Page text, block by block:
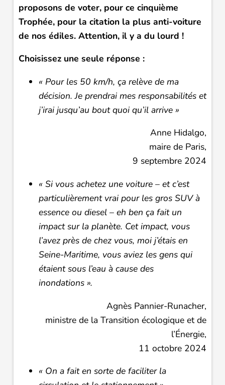
proposons de voter, pour ce cinquième
Trophée, pour la citation la plus anti-voiture
de nos édiles. Attention, il y a du lourd !
Choisissez une seule réponse :
« Pour les 50 km/h, ça relève de ma
décision. Je prendrai mes responsabilités et
j’irai jusqu’au bout quoi qu’il arrive »
Anne Hidalgo,
maire de Paris,
9 septembre 2024
« Si vous achetez une voiture – et c’est
particulièrement vrai pour les gros SUV à
essence ou diesel – eh ben ça fait un
impact sur la planète. Cet impact, vous
l’avez près de chez vous, moi j’étais en
Seine-Maritime, vous aviez les gens qui
étaient sous l’eau à cause des
inondations ».
Agnès Pannier-Runacher,
ministre de la Transition écologique et de
l’Énergie,
11 octobre 2024
« On a fait en sorte de faciliter la